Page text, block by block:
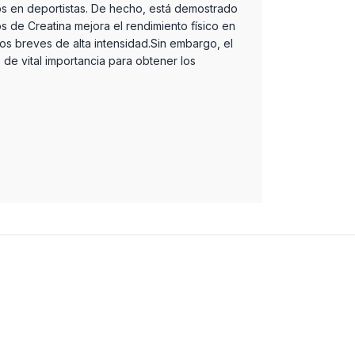
en deportistas. De hecho, está demostrado
de Creatina mejora el rendimiento físico en
breves de alta intensidad.Sin embargo, el
vital importancia para obtener los